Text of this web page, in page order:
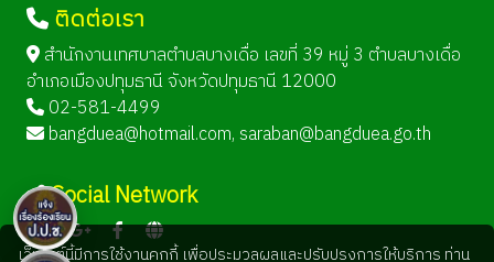
ติดต่อเรา
สำนักงานเทศบาลตำบลบางเดื่อ เลขที่ 39 หมู่ 3 ตำบลบางเดื่อ
อำเภอเมืองปทุมธานี จังหวัดปทุมธานี 12000
02-581-4499
bangduea@hotmail.com, saraban@bangduea.go.th
Social Network
เว็บไซต์นี้มีการใช้งานคุกกี้ เพื่อประมวลผลและปรับปรุงการให้บริการ ท่าน